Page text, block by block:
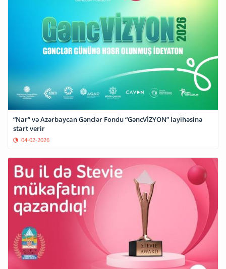
“Nar” və Azərbaycan Gənclər Fondu “GəncVİZYON” layihəsinə
start verir
04-02-2026